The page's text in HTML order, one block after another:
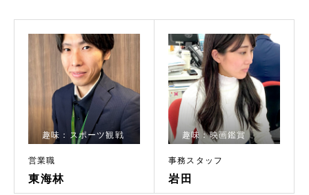
看板通販
看板資材通販
お問い合わせ
良くあるご質問
FC店舗様の看板製作・サイン工事
会社概要
営業職
東海林
趣味：スポーツ観戦
事務スタッフ
岩田
趣味：映画鑑賞